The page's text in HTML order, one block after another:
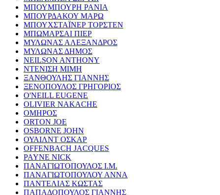
ΜΠΟΥΜΠΟΥΡΗ ΡΑΝΙΑ
ΜΠΟΥΡΔΑΚΟΥ ΜΑΡΩ
ΜΠΟΥΧΣΤΑΪΝΕΡ ΤΟΡΣΤΕΝ
ΜΠΩΜΑΡΣΑΙ ΠΙΕΡ
ΜΥΛΩΝΑΣ ΑΛΕΞΑΝΔΡΟΣ
ΜΥΛΩΝΑΣ ΔΗΜΟΣ
NEILSON ANTHONY
ΝΤΕΝΙΣΗ ΜΙΜΗ
ΞΑΝΘΟΥΛΗΣ ΓΙΑΝΝΗΣ
ΞΕΝΟΠΟΥΛΟΣ ΓΡΗΓΟΡΙΟΣ
O'NEILL EUGENE
OLIVIER NAKACHE
ΟΜΗΡΟΣ
ORTON JOE
OSBORNE JOHN
ΟΥΑΙΛΝΤ ΟΣΚΑΡ
OFFENBACH JACQUES
PAYNE NICK
ΠΑΝΑΓΙΩΤΟΠΟΥΛΟΣ Ι.Μ.
ΠΑΝΑΓΙΩΤΟΠΟΥΛΟΥ ΑΝΝΑ
ΠΑΝΤΕΛΙΑΣ ΚΩΣΤΑΣ
ΠΑΠΑΔΟΠΟΥΛΟΣ ΓΙΑΝΝΗΣ